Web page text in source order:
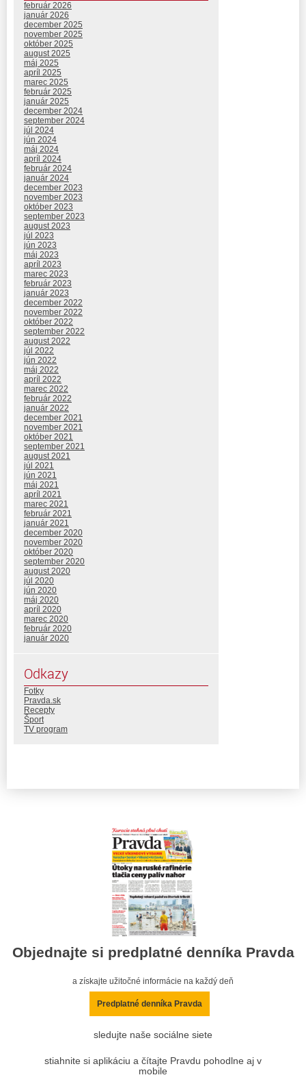
február 2026
január 2026
december 2025
november 2025
október 2025
august 2025
máj 2025
apríl 2025
marec 2025
február 2025
január 2025
december 2024
september 2024
júl 2024
jún 2024
máj 2024
apríl 2024
február 2024
január 2024
december 2023
november 2023
október 2023
september 2023
august 2023
júl 2023
jún 2023
máj 2023
apríl 2023
marec 2023
február 2023
január 2023
december 2022
november 2022
október 2022
september 2022
august 2022
júl 2022
jún 2022
máj 2022
apríl 2022
marec 2022
február 2022
január 2022
december 2021
november 2021
október 2021
september 2021
august 2021
júl 2021
jún 2021
máj 2021
apríl 2021
marec 2021
február 2021
január 2021
december 2020
november 2020
október 2020
september 2020
august 2020
júl 2020
jún 2020
máj 2020
apríl 2020
marec 2020
február 2020
január 2020
Odkazy
Fotky
Pravda.sk
Recepty
Šport
TV program
Objednajte si predplatné denníka Pravda
a získajte užitočné informácie na každý deň
Predplatné denníka Pravda
sledujte naše sociálne siete
stiahnite si aplikáciu a čítajte Pravdu pohodlne aj v
mobile